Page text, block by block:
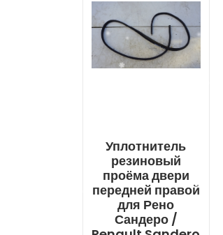
Уплотнитель
резиновый
проёма двери
передней правой
для Рено
Сандеро /